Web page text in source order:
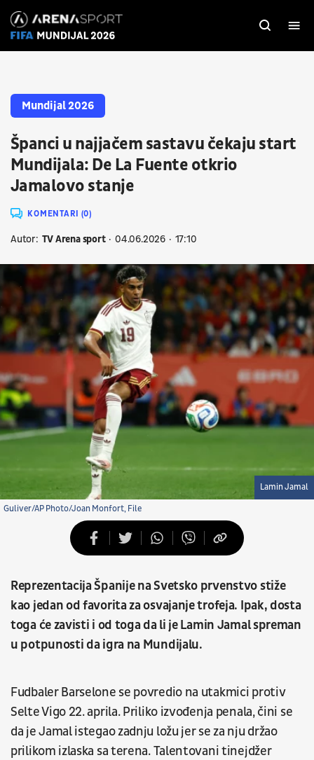
Mundijal 2026
Španci u najjačem sastavu čekaju start
Mundijala: De La Fuente otkrio
Jamalovo stanje
KOMENTARI (0)
Autor: TV Arena sport 04.06.2026 17:10
Guliver/AP Photo/Joan Monfort, File
Lamin Jamal
Reprezentacija Španije na Svetsko prvenstvo stiže
kao jedan od favorita za osvajanje trofeja. Ipak, dosta
toga će zavisti i od toga da li je Lamin Jamal spreman
u potpunosti da igra na Mundijalu.
Fudbaler Barselone se povredio na utakmici protiv
Selte Vigo 22. aprila. Priliko izvođenja penala, čini se
da je Jamal istegao zadnju ložu jer se za nju držao
prilikom izlaska sa terena. Talentovani tinejdžer